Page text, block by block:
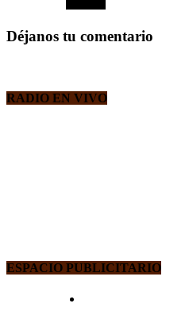
Déjanos tu comentario
RADIO EN VIVO
ESPACIO PUBLICITARIO